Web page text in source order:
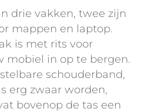
drie vakken, twee zijn
mappen en laptop.
is met rits voor
mobiel in op te bergen.
schouderband,
erg zwaar worden,
bovenop de tas een